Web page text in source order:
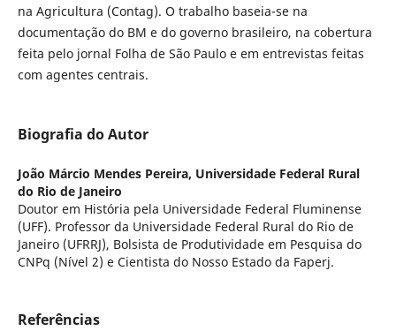
na Agricultura (Contag). O trabalho baseia-se na
documentação do BM e do governo brasileiro, na cobertura
feita pelo jornal Folha de São Paulo e em entrevistas feitas
com agentes centrais.
Biografia do Autor
João Márcio Mendes Pereira, Universidade Federal Rural
do Rio de Janeiro
Doutor em História pela Universidade Federal Fluminense
(UFF). Professor da Universidade Federal Rural do Rio de
Janeiro (UFRRJ), Bolsista de Produtividade em Pesquisa do
CNPq (Nível 2) e Cientista do Nosso Estado da Faperj.
Referências